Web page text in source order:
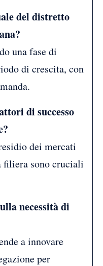
del distretto
una fase di
di crescita, con
di successo
dei mercati
filiera sono cruciali
necessità di
a innovare
per